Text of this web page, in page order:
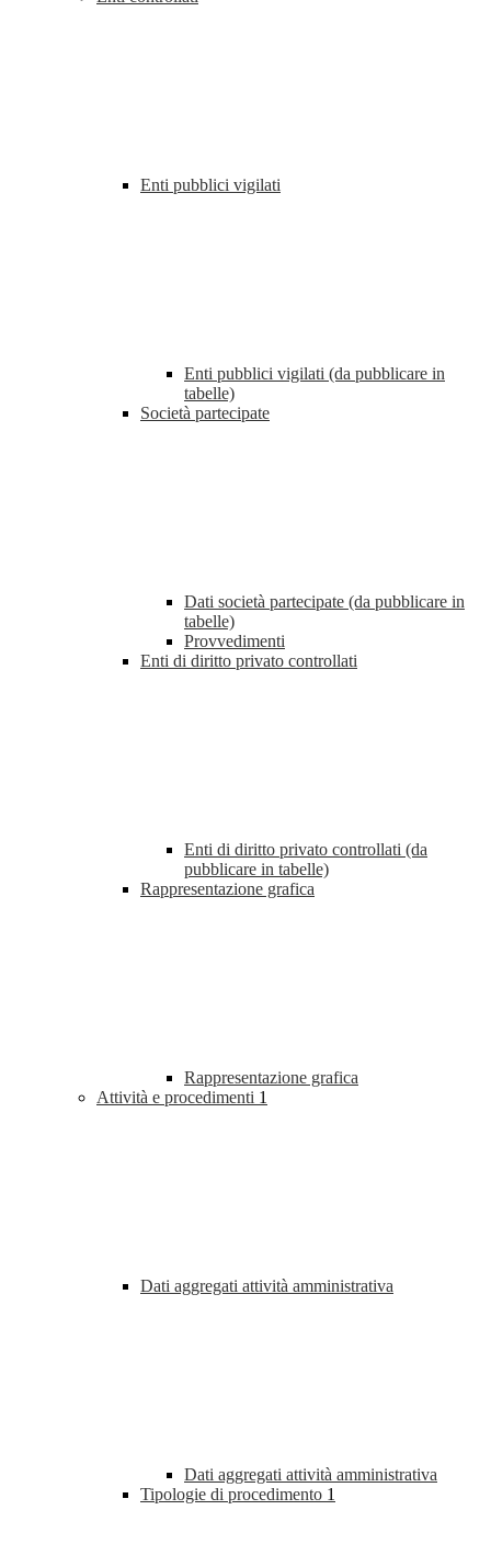
Enti pubblici vigilati
Enti pubblici vigilati (da pubblicare in
tabelle)
Società partecipate
Dati società partecipate (da pubblicare in
tabelle)
Provvedimenti
Enti di diritto privato controllati
Enti di diritto privato controllati (da
pubblicare in tabelle)
Rappresentazione grafica
Rappresentazione grafica
Attività e procedimenti 1
Dati aggregati attività amministrativa
Dati aggregati attività amministrativa
Tipologie di procedimento 1